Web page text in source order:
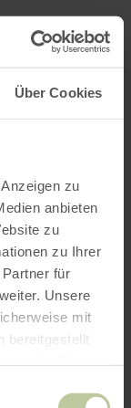
Über Cookies
zu
anbieten
zu
zu Ihrer
für
Unsere
mit
bereitgestellt
CARTE INTERACTIVE
ma
Ouvrir le filtre